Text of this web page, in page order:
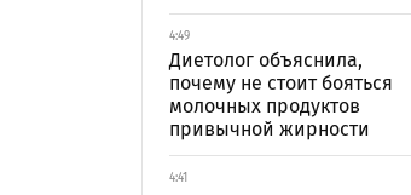
4:49
Диетолог объяснила,
почему не стоит бояться
молочных продуктов
привычной жирности
4:41